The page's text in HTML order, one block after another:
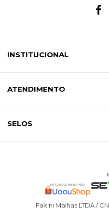
INSTITUCIONAL
ATENDIMENTO
SELOS
Fakini Malhas LTDA /